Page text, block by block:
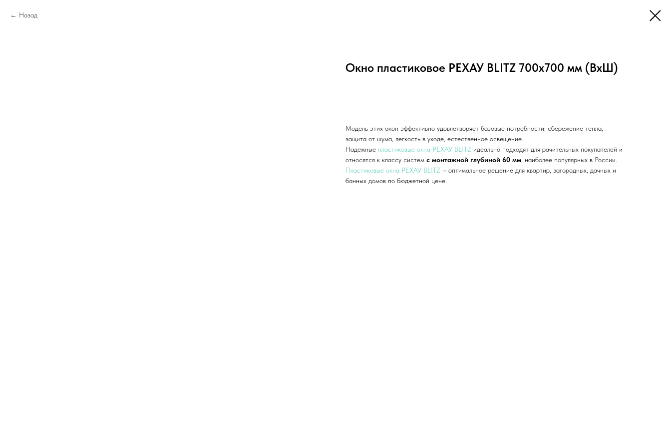
Назад
Окно пластиковое РЕХАУ BLITZ 700х700 мм (ВхШ)
Модель этих окон эффективно удовлетворяет базовые потребности: сбережение тепла,
защита от шума, легкость в уходе, естественное освещение.
Надежные пластиковые окна РЕХАУ BLITZ идеально подходят для рачительных покупателей и
относятся к классу систем с монтажной глубиной 60 мм , наиболее популярных в России.
Пластиковые окна РЕХАУ BLITZ – оптимальное решение для квартир, загородных, дачных и
банных домов по бюджетной цене.